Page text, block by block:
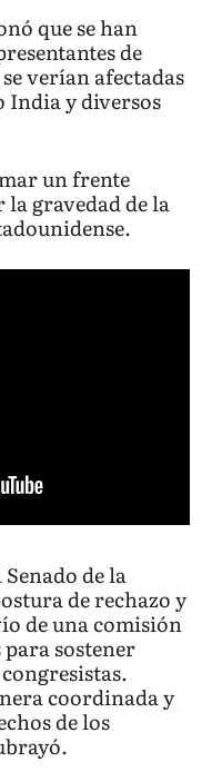
que se han
de
verían afectadas
y diversos
un frente
gravedad de la
de la
de rechazo y
de una comisión
sostener
coordinada y
de los